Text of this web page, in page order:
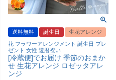
送料無料 誕生日
生花アレンジ
花 フラワーアレンジメント 誕生日 プレ
ゼント 女性 還暦祝い
[冷蔵便]でお届け 季節のおまか
せ 生花アレンジ ロゼッタアレ
ンジ